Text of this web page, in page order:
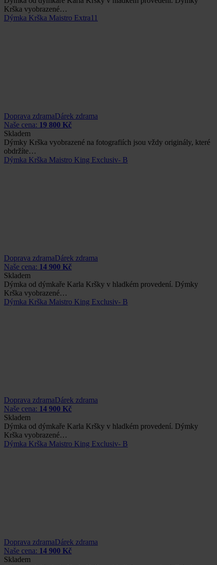
Krška vyobrazené…
Dýmka Krška Maistro Extra11
Doprava zdramaDárek zdrama
Naše cena: 19 800 Kč
Skladem
Dýmky Krška vyobrazené na fotografiích jsou vždy originály, které
obdržíte…
Dýmka Krška Maistro King Exclusiv- B
Doprava zdramaDárek zdrama
Naše cena: 14 900 Kč
Skladem
Dýmka od dýmkaře Karla Kršky v hladkém provedení. Dýmky
Krška vyobrazené…
Dýmka Krška Maistro King Exclusiv- B
Doprava zdramaDárek zdrama
Naše cena: 14 900 Kč
Skladem
Dýmka od dýmkaře Karla Kršky v hladkém provedení. Dýmky
Krška vyobrazené…
Dýmka Krška Maistro King Exclusiv- B
Doprava zdramaDárek zdrama
Naše cena: 14 900 Kč
Skladem